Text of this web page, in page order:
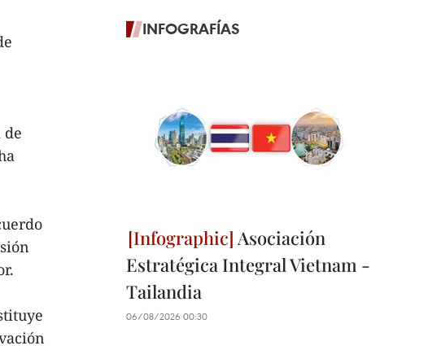
de
INFOGRAFÍAS
Asociación
Estratégica Integral Vietnam -
Tailandia
06/08/2026 00:30